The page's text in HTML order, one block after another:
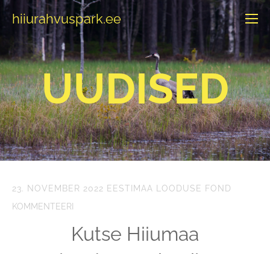
hiiurahvuspark.ee
UUDISED
23. NOVEMBER 2022 EESTIMAA LOODUSE FOND
KOMMENTEERI
Kutse Hiiumaa